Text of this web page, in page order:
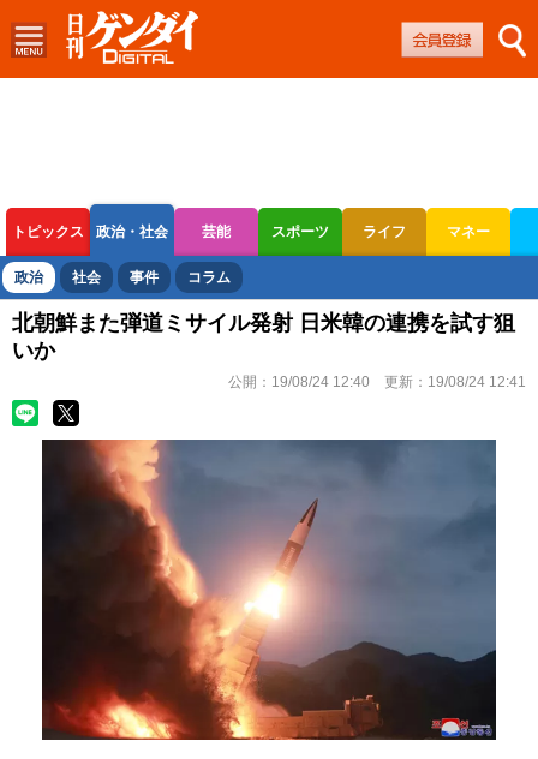
トピックス 政治・社会 芸能 スポーツ ライフ マネー
ボートレース 競輪 オートレース
政治 社会 事件 コラム
北朝鮮また弾道ミサイル発射 日米韓の連携を試す狙
いか
公開： 19/08/24 12:40 更新： 19/08/24 12:41